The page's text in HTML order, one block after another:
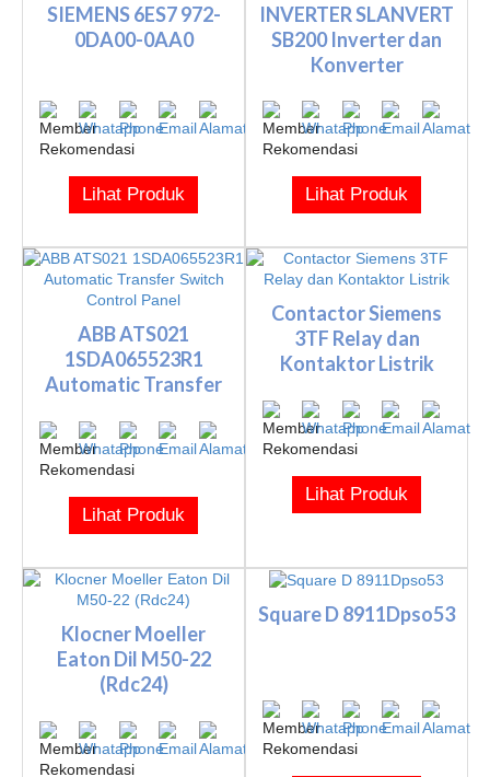
SIEMENS 6ES7 972-
0DA00-0AA0
Lihat Produk
INVERTER SLANVERT
SB200 Inverter dan
Konverter
Lihat Produk
ABB ATS021
1SDA065523R1
Automatic Transfer
Lihat Produk
Contactor Siemens
3TF Relay dan
Kontaktor Listrik
Lihat Produk
Klocner Moeller
Eaton Dil M50-22
(Rdc24)
Square D 8911Dpso53